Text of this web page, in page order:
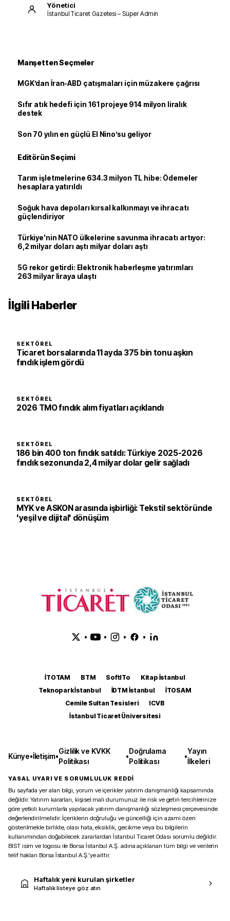
Yönetici
İstanbul Ticaret Gazetesi – Süper Admin
Manşetten Seçmeler
MGK’dan İran-ABD çatışmaları için müzakere çağrısı
Sıfır atık hedefi için 161 projeye 914 milyon liralık
destek
Son 70 yılın en güçlü El Nino’su geliyor
Editörün Seçimi
Tarım işletmelerine 634.3 milyon TL hibe: Ödemeler
hesaplara yatırıldı
Soğuk hava depoları kırsal kalkınmayı ve ihracatı
güçlendiriyor
Türkiye'nin NATO ülkelerine savunma ihracatı artıyor:
6,2 milyar doları aştı milyar doları aştı
5G rekor getirdi: Elektronik haberleşme yatırımları
263 milyar liraya ulaştı
İlgili Haberler
SEKTÖREL
Ticaret borsalarında 11 ayda 375 bin tonu aşkın
fındık işlem gördü
SEKTÖREL
2026 TMO fındık alım fiyatları açıklandı
SEKTÖREL
186 bin 400 ton fındık satıldı: Türkiye 2025-2026
fındık sezonunda 2,4 milyar dolar gelir sağladı
SEKTÖREL
MYK ve ASKON arasında işbirliği: Tekstil sektöründe
'yeşil ve dijital' dönüşüm
• • • •
İTOTAM BTM SoftITo
Kitap İstanbul
Teknopark İstanbul
İDTM İstanbul
İTOSAM
Cemile Sultan Tesisleri
ICVB
İstanbul Ticaret Üniversitesi
Künye•İletişim•
Gizlilik ve KVKK
Politikası
•
Doğrulama
Politikası
•
Yayın
İlkeleri
YASAL UYARI VE SORUMLULUK REDDİ
Bu sayfada yer alan bilgi, yorum ve içerikler yatırım danışmanlığı kapsamında
değildir. Yatırım kararları, kişisel mali durumunuz ile risk ve getiri tercihlerinize
göre yetkili kurumlarla yapılacak yatırım danışmanlığı sözleşmesi çerçevesinde
değerlendirilmelidir. İçeriklerin doğruluğu ve güncelliği için azami özen
gösterilmekle birlikte, olası hata, eksiklik, gecikme veya bu bilgilerin
kullanımından doğabilecek zararlardan İstanbul Ticaret Odası sorumlu değildir.
BIST isim ve logosu ile Borsa İstanbul A.Ş. adına açıklanan tüm bilgi ve verilerin
telif hakları Borsa İstanbul A.Ş.’ye aittir.
Haftalık yeni kurulan şirketler
Haftalık listeye göz atın